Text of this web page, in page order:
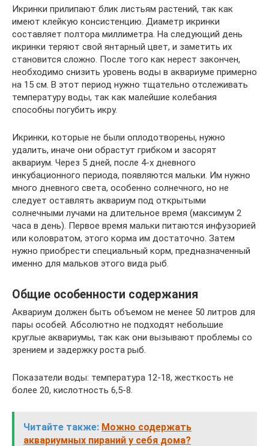
Икринки прилипают блик листьям растений, так как
имеют клейкую консистенцию. Диаметр икринки
составляет полтора миллиметра. На следующий день
икринки теряют свой янтарный цвет, и заметить их
становится сложно. После того как нерест закончен,
необходимо снизить уровень воды в аквариуме примерно
на 15 см. В этот период нужно тщательно отслеживать
температуру воды, так как малейшие колебания
способны погубить икру.
Икринки, которые не были оплодотворены, нужно
удалить, иначе они обрастут грибком и засорят
аквариум. Через 5 дней, после 4-х дневного
инкубационного периода, появляются мальки. Им нужно
много дневного света, особенно солнечного, но не
следует оставлять аквариум под открытыми
солнечными лучами на длительное время (максимум 2
часа в день). Первое время мальки питаются инфузорией
или коловратом, этого корма им достаточно. Затем
нужно приобрести специальный корм, предназначенный
именно для мальков этого вида рыб.
Общие особенности содержания
Аквариум должен быть объемом не менее 50 литров для
пары особей. Абсолютно не подходят небольшие
круглые аквариумы, так как они вызывают проблемы со
зрением и задержку роста рыб.
Показатели воды: температура 12-18, жесткость не
более 20, кислотность 6,5-8.
Читайте также: Можно содержать
аквариумных пираний у себя дома?